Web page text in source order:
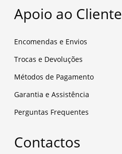
Apoio ao Cliente
Encomendas e Envios
Trocas e Devoluções
Métodos de Pagamento
Garantia e Assistência
Perguntas Frequentes
Contactos